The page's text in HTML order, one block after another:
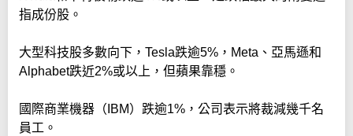
指成份股。
大型科技股多數向下，Tesla跌逾5%，Meta、亞馬遜和
Alphabet跌近2%或以上，但蘋果靠穩。
國際商業機器（IBM）跌逾1%，公司表示將裁減幾千名
員工。